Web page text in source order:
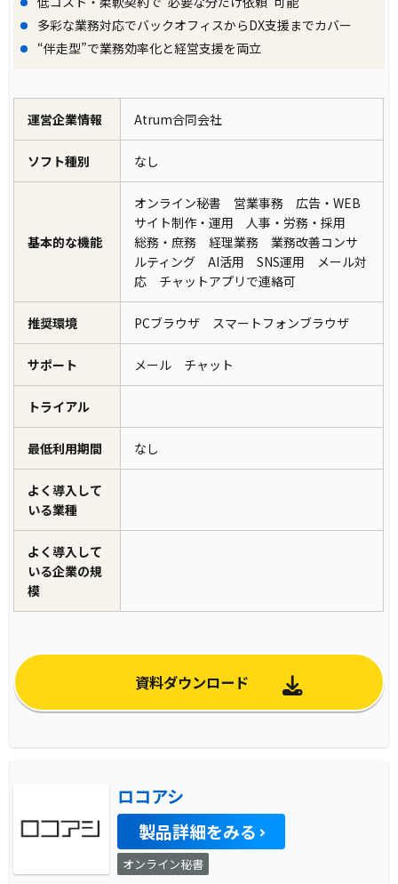
多彩な業務対応でバックオフィスからDX支援までカバー
“伴走型”で業務効率化と経営支援を両立
運営企業情報 Atrum合同会社
ソフト種別 なし
基本的な機能
オンライン秘書 営業事務 広告・WEB
サイト制作・運用 人事・労務・採用
総務・庶務 経理業務 業務改善コンサ
ルティング AI活用 SNS運用 メール対
応 チャットアプリで連絡可
推奨環境 PCブラウザ スマートフォンブラウザ
サポート メール チャット
トライアル
最低利用期間 なし
よく導入して
いる業種
よく導入して
いる企業の規
模
資料ダウンロード
ロコアシ
製品詳細をみる
オンライン秘書